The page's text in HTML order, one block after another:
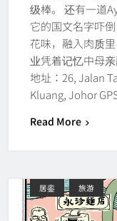
级棒。 还有一道
它的国文名字吓
花味，融入肉质
业凭着记忆中母
地址：26, Jalan
Kluang, Johor
Read More
居銮 旅游